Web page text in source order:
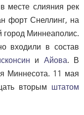
в месте слияния рек
форт Снеллинг, на
город Миннеаполис.
входили в состав
и Айова. В
Миннесота. 11 мая
вторым штатом